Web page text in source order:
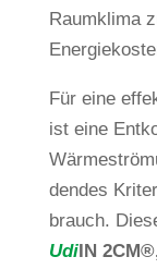
Raum­klima
Für eine
ist eine
dendes
brauch.
UdiIN